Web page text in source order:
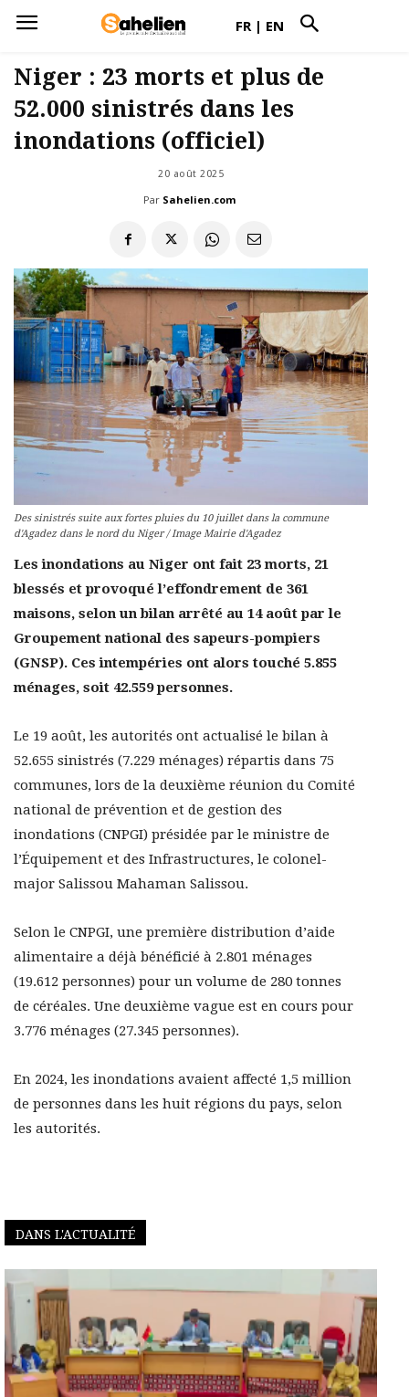
FR | EN
Niger : 23 morts et plus de
52.000 sinistrés dans les
inondations (officiel)
20 août 2025
Par Sahelien.com
Des sinistrés suite aux fortes pluies du 10 juillet dans la commune
d'Agadez dans le nord du Niger / Image Mairie d'Agadez
Les inondations au Niger ont fait 23 morts, 21
blessés et provoqué l’effondrement de 361
maisons, selon un bilan arrêté au 14 août par le
Groupement national des sapeurs-pompiers
(GNSP). Ces intempéries ont alors touché 5.855
ménages, soit 42.559 personnes.
Le 19 août, les autorités ont actualisé le bilan à
52.655 sinistrés (7.229 ménages) répartis dans 75
communes, lors de la deuxième réunion du Comité
national de prévention et de gestion des
inondations (CNPGI) présidée par le ministre de
l’Équipement et des Infrastructures, le colonel-
major Salissou Mahaman Salissou.
Selon le CNPGI, une première distribution d’aide
alimentaire a déjà bénéficié à 2.801 ménages
(19.612 personnes) pour un volume de 280 tonnes
de céréales. Une deuxième vague est en cours pour
3.776 ménages (27.345 personnes).
En 2024, les inondations avaient affecté 1,5 million
de personnes dans les huit régions du pays, selon
les autorités.
DANS L'ACTUALITÉ